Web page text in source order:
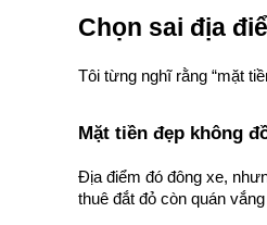
Chọn sai địa
Tôi từng nghĩ rằng “mặt
Mặt tiền đẹp không
Địa điểm đó đông xe,
thuê đắt đỏ còn quán